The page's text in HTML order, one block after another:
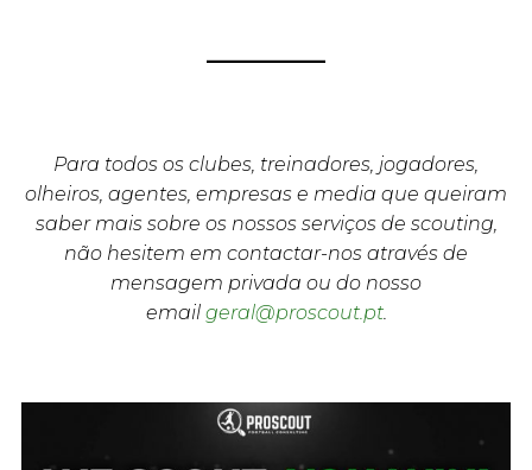
Para todos os clubes, treinadores, jogadores,
olheiros, agentes, empresas e media que queiram
saber mais sobre os nossos serviços de scouting,
não hesitem em contactar-nos através de
mensagem privada ou do nosso
email geral@proscout.pt.